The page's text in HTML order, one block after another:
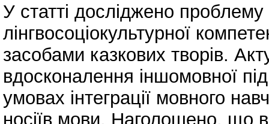
У статті досліджено
лінгвосоціокультурної
засобами казкових творів.
вдосконалення іншомовної
умовах інтеграції мовного
носіїв мови. Наголошено, що в